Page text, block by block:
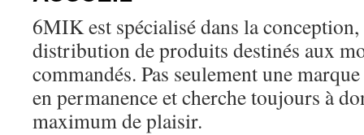
6MIK est spécialisé dans la
distribution de produits destinés aux
commandés. Pas seulement une
en permanence et cherche toujours à
maximum de plaisir.